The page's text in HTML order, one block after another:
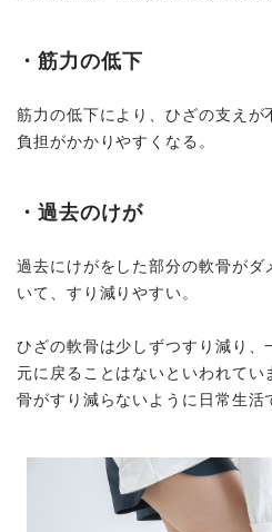
・筋力の低下
筋力の低下により、ひざの支えが
負担がかかりやすくなる。
・過去のけが
過去にけがをした部分の軟骨がダ
いて、すり減りやすい。
ひざの軟骨は少しずつすり減り、
元に戻ることはないといわれてい
骨がすり減らないように日常生活